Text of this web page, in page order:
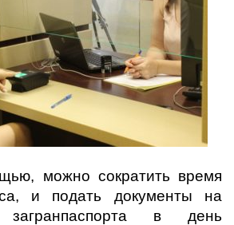
можно сократить время
и подать документы на
загранпаспорта в день